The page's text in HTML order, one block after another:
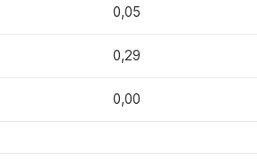
0,05
0,29
0,00